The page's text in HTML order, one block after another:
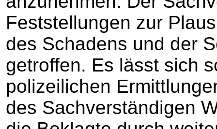
Feststellungen zur
des Schadens und der
getroffen. Es lässt sich
polizeilichen
des Sachverständigen